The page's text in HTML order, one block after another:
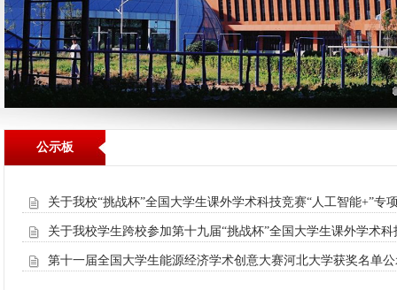
公示板
关于我校“挑战杯”全国大学生课外学术科技竞赛“人工智能+”专
关于我校学生跨校参加第十九届“挑战杯”全国大学生课外学术
第十一届全国大学生能源经济学术创意大赛河北大学获奖名单